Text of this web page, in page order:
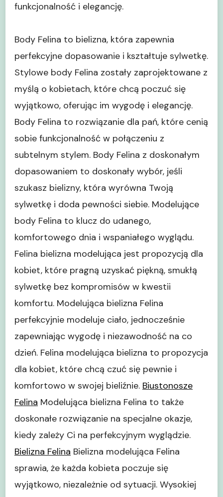
funkcjonalność i elegancję.
Body Felina to bielizna, która zapewnia
perfekcyjne dopasowanie i kształtuje sylwetkę.
Stylowe body Felina zostały zaprojektowane z
myślą o kobietach, które chcą poczuć się
wyjątkowo, oferując im wygodę i elegancję.
Body Felina to rozwiązanie dla pań, które cenią
sobie funkcjonalność w połączeniu z
subtelnym stylem. Body Felina z doskonałym
dopasowaniem to doskonały wybór, jeśli
szukasz bielizny, która wyrówna Twoją
sylwetkę i doda pewności siebie. Modelujące
body Felina to klucz do udanego,
komfortowego dnia i wspaniałego wyglądu.
Felina bielizna modelująca jest propozycją dla
kobiet, które pragną uzyskać piękną, smukłą
sylwetkę bez kompromisów w kwestii
komfortu. Modelująca bielizna Felina
perfekcyjnie modeluje ciało, jednocześnie
zapewniając wygodę i niezawodność na co
dzień. Felina modelująca bielizna to propozycja
dla kobiet, które chcą czuć się pewnie i
komfortowo w swojej bieliźnie. Biustonosze
Felina Modelująca bielizna Felina to także
doskonałe rozwiązanie na specjalne okazje,
kiedy zależy Ci na perfekcyjnym wyglądzie.
Bielizna Felina Bielizna modelująca Felina
sprawia, że każda kobieta poczuje się
wyjątkowo, niezależnie od sytuacji. Wysokiej